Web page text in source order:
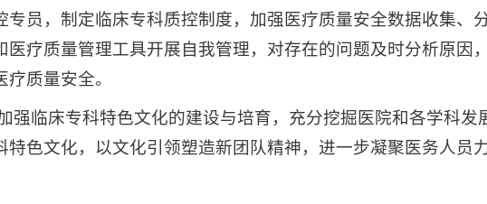
员，制定临床专科质控制度，加强医疗质量安全数据收集、
疗质量管理工具开展自我管理，对存在的问题及时分析原因
质量安全。
强临床专科特色文化的建设与培育，充分挖掘医院和各学科
色文化，以文化引领塑造新团队精神，进一步凝聚医务人员